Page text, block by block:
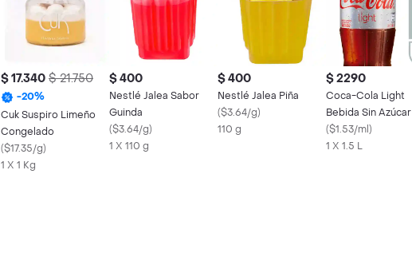
$ 17.340 $ 21.750
-20%
Cuk Suspiro Limeño
Congelado
($17.35/g)
1 X 1 Kg
$ 400
Nestlé Jalea Sabor
Guinda
($3.64/g)
1 X 110 g
$ 400
Nestlé Jalea Piña
($3.64/g)
110 g
$ 2290
Coca-Cola Light
Bebida Sin Azúcar
($1.53/ml)
1 X 1.5 L